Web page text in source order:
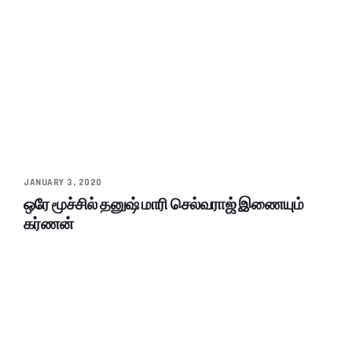
JANUARY 3, 2020
ஒரே மூச்சில் தனுஷ் மாரி செல்வராஜ் இணையும்
கர்ணன்